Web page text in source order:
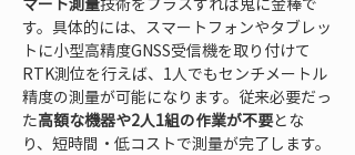
す。具体的には、スマートフォンやタブレッ
トに小型高精度GNSS受信機を取り付けて
RTK測位を行えば、1人でもセンチメートル
精度の測量が可能になります。従来必要だっ
た高額な機器や2人1組の作業が不要とな
り、短時間・低コストで測量が完了します。